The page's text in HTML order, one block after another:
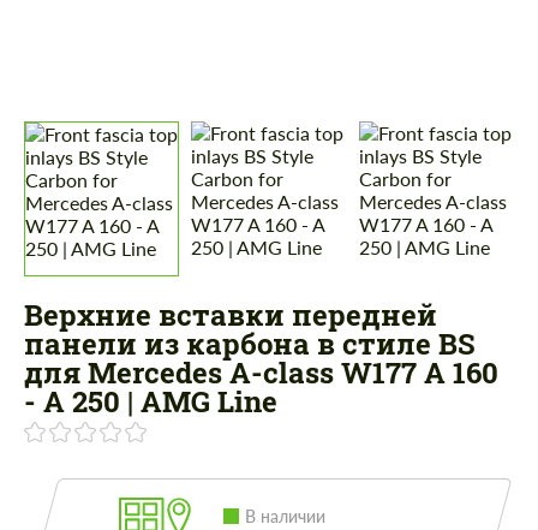
Верхние вставки передней
панели из карбона в стиле BS
для Mercedes A-class W177 A 160
- A 250 | AMG Line
В наличии